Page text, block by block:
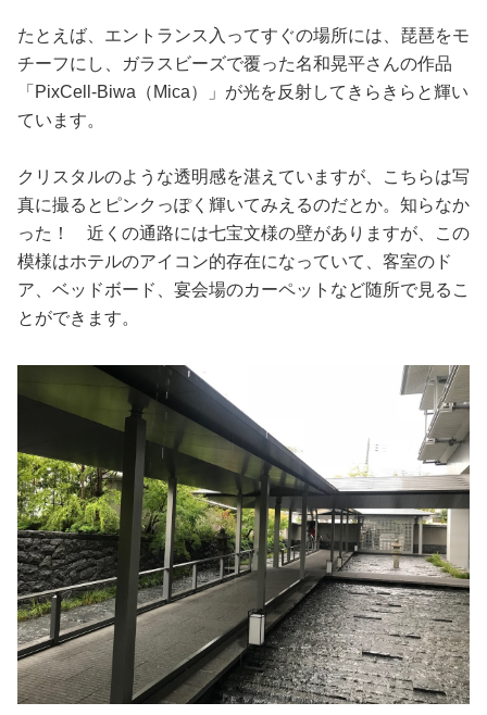
たとえば、エントランス入ってすぐの場所には、琵琶をモ
チーフにし、ガラスビーズで覆った名和晃平さんの作品
「PixCell-Biwa（Mica）」が光を反射してきらきらと輝い
ています。
クリスタルのような透明感を湛えていますが、こちらは写
真に撮るとピンクっぽく輝いてみえるのだとか。知らなか
った！ 近くの通路には七宝文様の壁がありますが、この
模様はホテルのアイコン的存在になっていて、客室のド
ア、ベッドボード、宴会場のカーペットなど随所で見るこ
とができます。